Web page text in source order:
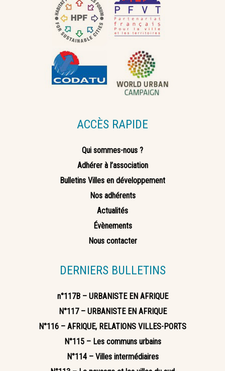
ACCÈS RAPIDE
Qui sommes-nous ?
Adhérer à l’association
Bulletins Villes en développement
Nos adhérents
Actualités
Évènements
Nous contacter
DERNIERS BULLETINS
n°117B – URBANISTE EN AFRIQUE
N°117 – URBANISTE EN AFRIQUE
N°116 – AFRIQUE, RELATIONS VILLES-PORTS
N°115 – Les communs urbains
N°114 – Villes intermédiaires